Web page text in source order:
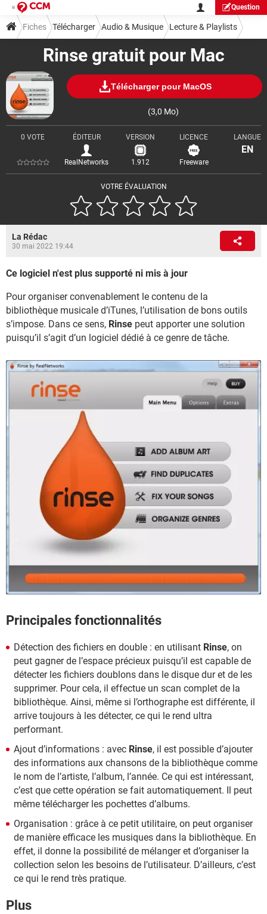
Question
Rinse gratuit pour Mac
Télécharger pour MacOS
(3,0 Mo)
VOTRE ÉVALUATION
0 VOTE ÉDITEUR
RealNetworks
VERSION
1.912
LICENCE
Freeware
LANGUE
EN
Fiches Télécharger Audio & Musique Lecture & Playlists
La Rédac
30 mai 2022 19:44
Ce logiciel n'est plus supporté ni mis à jour
Pour organiser convenablement le contenu de la
bibliothèque musicale d’iTunes, l’utilisation de bons outils
s’impose. Dans ce sens, Rinse peut apporter une solution
puisqu’il s’agit d’un logiciel dédié à ce genre de tâche.
Principales fonctionnalités
Détection des fichiers en double : en utilisant Rinse, on
peut gagner de l’espace précieux puisqu’il est capable de
détecter les fichiers doublons dans le disque dur et de les
supprimer. Pour cela, il effectue un scan complet de la
bibliothèque. Ainsi, même si l’orthographe est différente, il
arrive toujours à les détecter, ce qui le rend ultra
performant.
Ajout d’informations : avec Rinse, il est possible d’ajouter
des informations aux chansons de la bibliothèque comme
le nom de l’artiste, l’album, l’année. Ce qui est intéressant,
c’est que cette opération se fait automatiquement. Il peut
même télécharger les pochettes d’albums.
Organisation : grâce à ce petit utilitaire, on peut organiser
de manière efficace les musiques dans la bibliothèque. En
effet, il donne la possibilité de mélanger et d’organiser la
collection selon les besoins de l’utilisateur. D’ailleurs, c’est
ce qui le rend très pratique.
Plus